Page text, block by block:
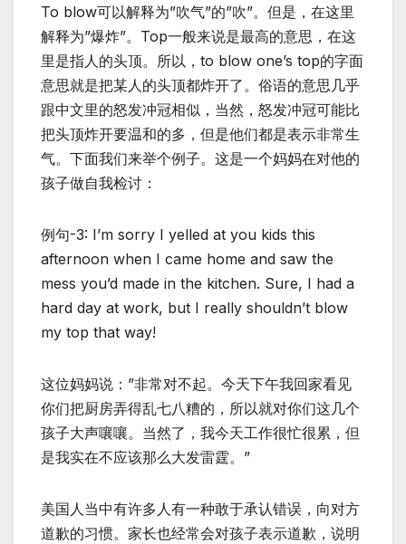
To blow可以解释为”吹气”的”吹”。但是，在这里
解释为”爆炸”。Top一般来说是最高的意思，在这
里是指人的头顶。所以，to blow one’s top的字面
意思就是把某人的头顶都炸开了。俗语的意思几乎
跟中文里的怒发冲冠相似，当然，怒发冲冠可能比
把头顶炸开要温和的多，但是他们都是表示非常生
气。下面我们来举个例子。这是一个妈妈在对他的
孩子做自我检讨：
例句-3: I’m sorry I yelled at you kids this
afternoon when I came home and saw the
mess you’d made in the kitchen. Sure, I had a
hard day at work, but I really shouldn’t blow
my top that way!
这位妈妈说：”非常对不起。今天下午我回家看见
你们把厨房弄得乱七八糟的，所以就对你们这几个
孩子大声嚷嚷。当然了，我今天工作很忙很累，但
是我实在不应该那么大发雷霆。”
美国人当中有许多人有一种敢于承认错误，向对方
道歉的习惯。家长也经常会对孩子表示道歉，说明